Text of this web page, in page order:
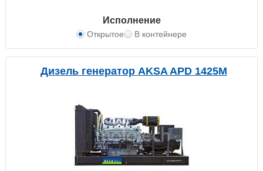
Исполнение
Открытое В контейнере
Дизель генератор AKSA APD 1425M